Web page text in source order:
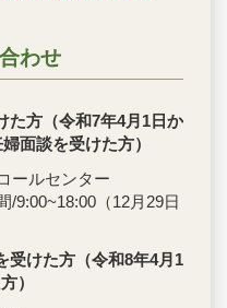
わせ
た方（令和7年4月1日か
面談を受けた方）
ールセンター
9:00~18:00（12月29日
受けた方（令和8年4月1
）